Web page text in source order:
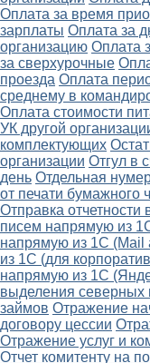
Оплата за время
зарплаты Оплата за
организацию Оплата
за сверхурочные
проезда Оплата
среднему в
Оплата стоимости
УК другой
комплектующих
организации Отгул в
день Отдельная
от печати бумажного
Отправка
писем напрямую из
напрямую из 1С (Mail
из 1С (для
напрямую из 1С
выделения северных
займов Отражение
договору цессии
Отражение услуг и
Отчет комитенту на